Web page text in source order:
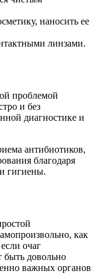
наносить ее
линзами.
проблемой
и без
диагностике и
антибиотиков,
благодаря
гигиены.
как
очаг
быть довольно
важных органов